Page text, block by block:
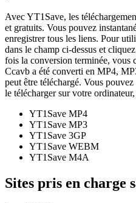
Avec YT1Save, les
et gratuits. Vous pouvez
enregistrer tous les liens. Pour
dans le champ ci-dessus et
fois la conversion terminée, vous
Ccavb a été converti en MP4,
peut être téléchargé. Vous
le télécharger sur votre
YT1Save MP4
YT1Save MP3
YT1Save 3GP
YT1Save WEBM
YT1Save M4A
Sites pris en charge